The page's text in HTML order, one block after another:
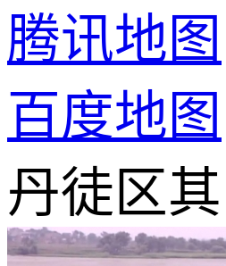
腾讯地图
百度地图
丹徒区